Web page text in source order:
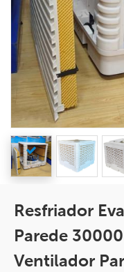
Resfriador
Parede
Ventilador